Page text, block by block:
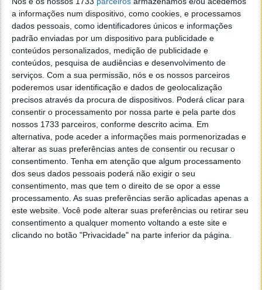
a informações num dispositivo, como cookies, e processamos
dados pessoais, como identificadores únicos e informações
padrão enviadas por um dispositivo para publicidade e
conteúdos personalizados, medição de publicidade e
conteúdos, pesquisa de audiências e desenvolvimento de
serviços. Com a sua permissão, nós e os nossos parceiros
poderemos usar identificação e dados de geolocalização
precisos através da procura de dispositivos. Poderá clicar para
consentir o processamento por nossa parte e pela parte dos
nossos 1733 parceiros, conforme descrito acima. Em
alternativa, pode aceder a informações mais pormenorizadas e
alterar as suas preferências antes de consentir ou recusar o
consentimento. Tenha em atenção que algum processamento
dos seus dados pessoais poderá não exigir o seu
consentimento, mas que tem o direito de se opor a esse
processamento. As suas preferências serão aplicadas apenas a
este website. Você pode alterar suas preferências ou retirar seu
consentimento a qualquer momento voltando a este site e
clicando no botão "Privacidade" na parte inferior da página.
30 MAR 2022·REDES SOCIAIS 3 COMENTÁRIOS
Não é novidade que as redes sociais têm um impacto
negativo na saúde mental dos mais jovens. No
entanto, um novo estudo descobriu que esse
impacto pode acontecer mais cedo nas raparigas do
que nos rapazes.
O estudo inclui dados de 84.000 indivíduos do Reino
Unido com idades compreendidas entre os 10 e os 80
anos.